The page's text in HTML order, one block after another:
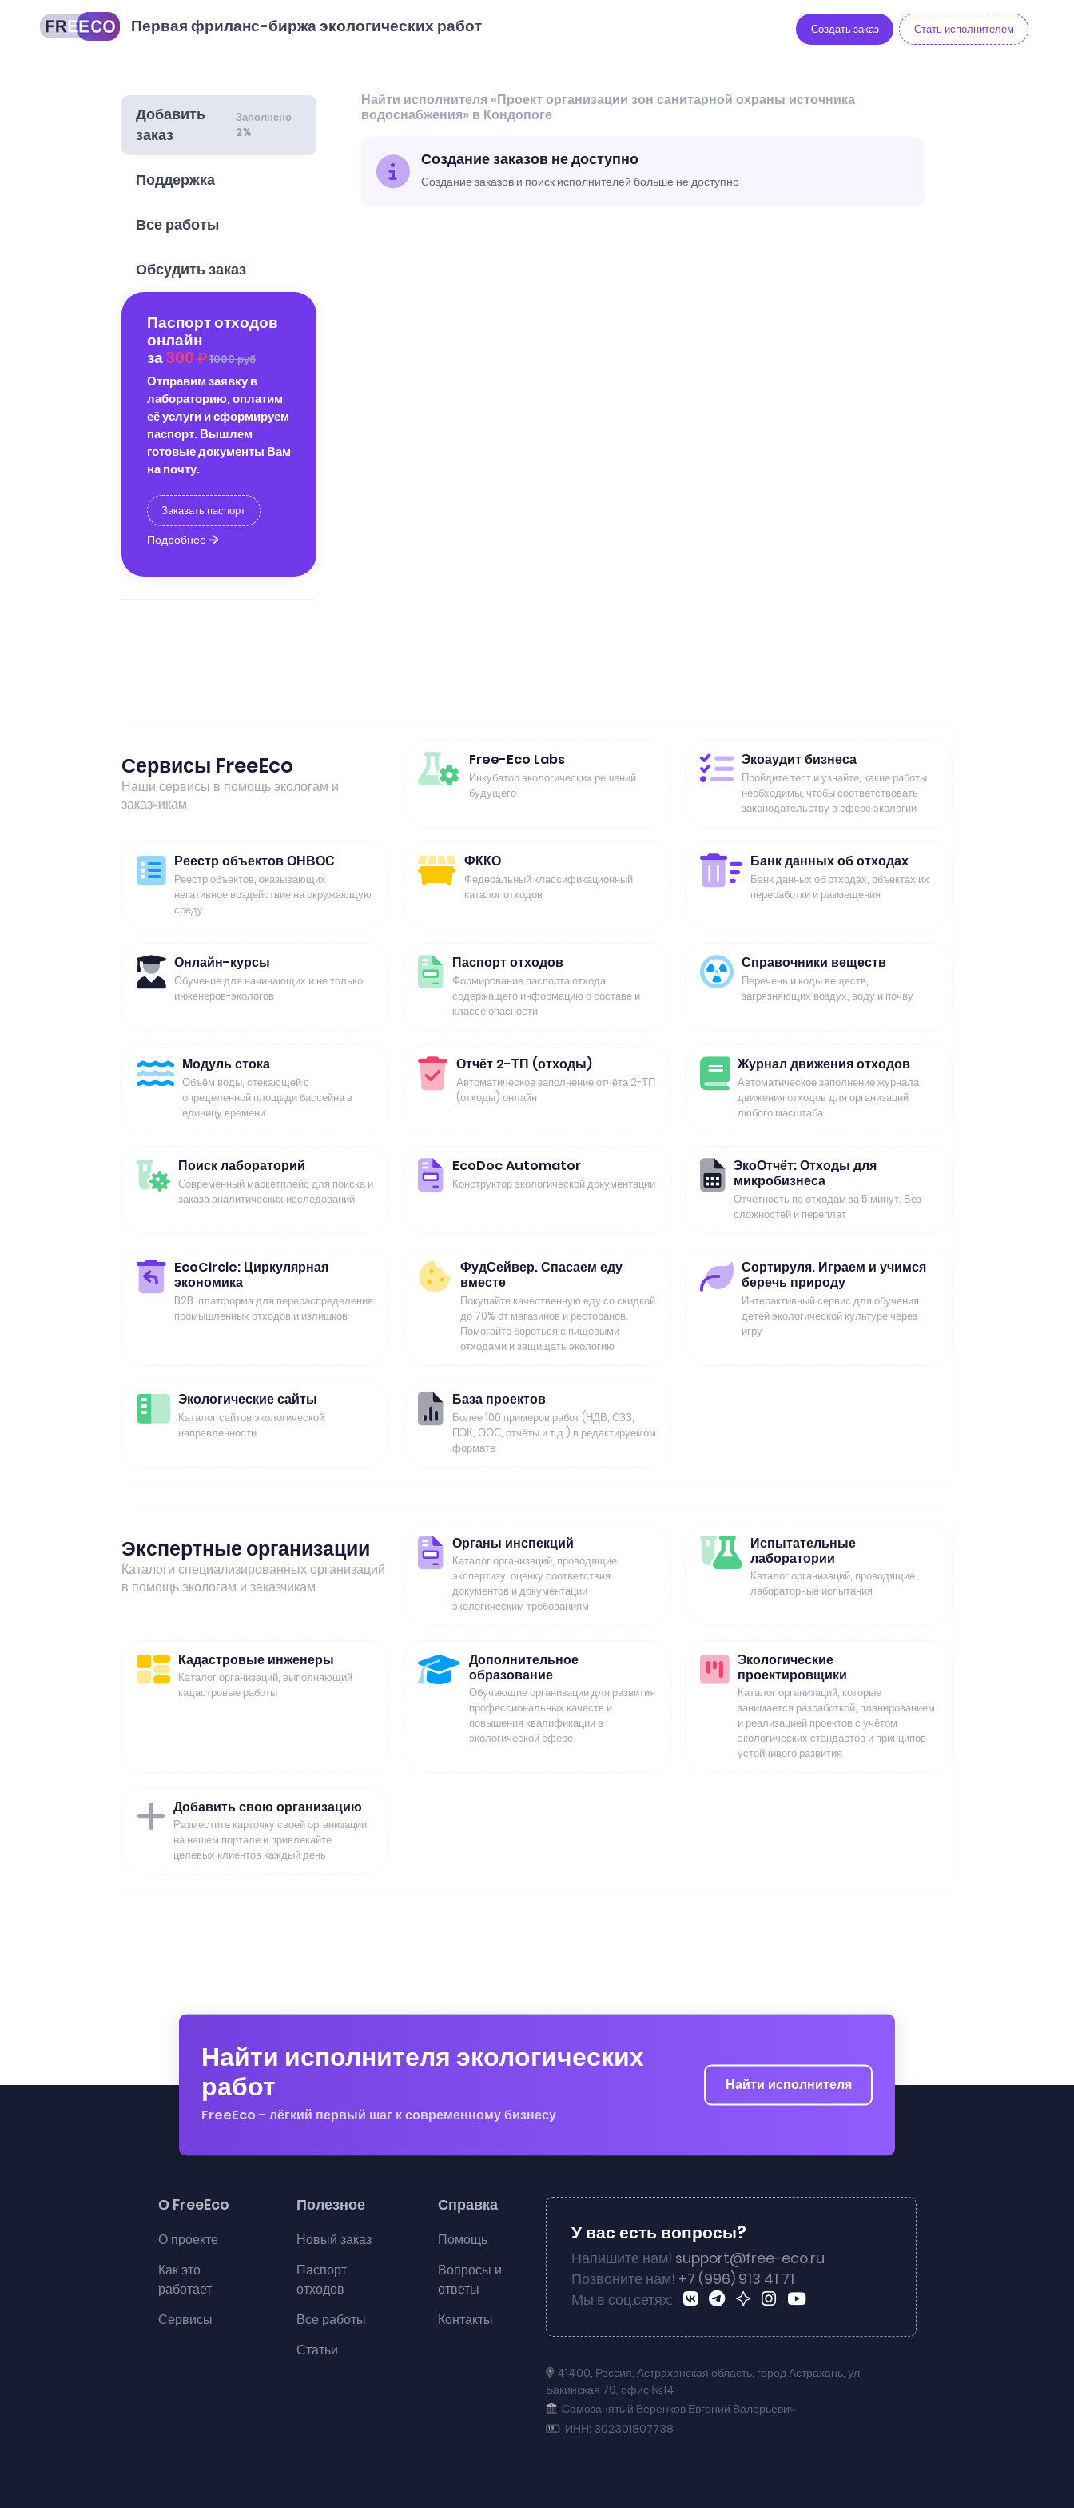
Первая фриланс-биржа экологических работ Создать заказ Стать исполнителем
Добавить
заказ
Заполнено
2%
Поддержка
Все работы
Обсудить заказ
Паспорт отходов
онлайн
за300 1000 руб
Отправим заявку в
лабораторию, оплатим
её услуги и сформируем
паспорт. Вышлем
готовые документы Вам
на почту.
Заказать паспорт
Подробнее
Найти исполнителя «Проект организации зон санитарной охраны источника
водоснабжения» в Кондопоге
Создание заказов не доступно
Создание заказов и поиск исполнителей больше не доступно
Сервисы FreeEco
Наши сервисы в помощь экологам и
заказчикам
Free-Eco Labs
Инкубатор экологических решений
будущего
Экоаудит бизнеса
Пройдите тест и узнайте, какие работы
необходимы, чтобы соответствовать
законодательству в сфере экологии
Реестр объектов ОНВОС
Реестр объектов, оказывающих
негативное воздействие на окружающую
среду
ФККО
Федеральный классификационный
каталог отходов
Банк данных об отходах
Банк данных об отходах, объектах их
переработки и размещения
Онлайн-курсы
Обучение для начинающих и не только
инженеров-экологов
Паспорт отходов
Формирование паспорта отхода,
содержащего информацию о составе и
классе опасности
Справочники веществ
Перечень и коды веществ,
загрязняющих воздух, воду и почву
Модуль стока
Объём воды, стекающей с
определенной площади бассейна в
единицу времени
Отчёт 2-ТП (отходы)
Автоматическое заполнение отчёта 2-ТП
(отходы) онлайн
Журнал движения отходов
Автоматическое заполнение журнала
движения отходов для организаций
любого масштаба
Поиск лабораторий
Современный маркетплейс для поиска и
заказа аналитических исследований
EcoDoc Automator
Конструктор экологической документации
ЭкоОтчёт: Отходы для
микробизнеса
Отчётность по отходам за 5 минут. Без
сложностей и переплат
EcoCircle: Циркулярная
экономика
B2B-платформа для перераспределения
промышленных отходов и излишков
ФудСейвер. Спасаем еду
вместе
Покупайте качественную еду со скидкой
до 70% от магазинов и ресторанов.
Помогайте бороться с пищевыми
отходами и защищать экологию
Сортируля. Играем и учимся
беречь природу
Интерактивный сервис для обучения
детей экологической культуре через
игру
Экологические сайты
Каталог сайтов экологической
направленности
База проектов
Более 100 примеров работ (НДВ, СЗЗ,
ПЭК, ООС, отчёты и т.д.) в редактируемом
формате
Экспертные организации
Каталоги специализированных организаций
в помощь экологам и заказчикам
Органы инспекций
Каталог организаций, проводящие
экспертизу, оценку соответствия
документов и документации
экологическим требованиям
Испытательные
лаборатории
Каталог организаций, проводящие
лабораторные испытания
Кадастровые инженеры
Каталог организаций, выполняющий
кадастровые работы
Дополнительное
образование
Обучающие организации для развития
профессиональных качеств и
повышения квалификации в
экологической сфере
Экологические
проектировщики
Каталог организаций, которые
занимается разработкой, планированием
и реализацией проектов с учётом
экологических стандартов и принципов
устойчивого развития
Добавить свою организацию
Разместите карточку своей организации
на нашем портале и привлекайте
целевых клиентов каждый день
Найти исполнителя экологических
работ
FreeEco - лёгкий первый шаг к современному бизнесу
Найти исполнителя
О FreeEco
О проекте
Как это
работает
Сервисы
Полезное
Новый заказ
Паспорт
отходов
Все работы
Статьи
Справка
Помощь
Вопросы и
ответы
Контакты
У вас есть вопросы?
Напишите нам! support@free-eco.ru
Позвоните нам! +7 (996) 913 41 71
Мы в соц.сетях:
41400, Россия, Астраханская область, город Астрахань, ул.
Бакинская 79, офис №14
Самозанятый Веренков Евгений Валерьевич
ИНН: 302301807738